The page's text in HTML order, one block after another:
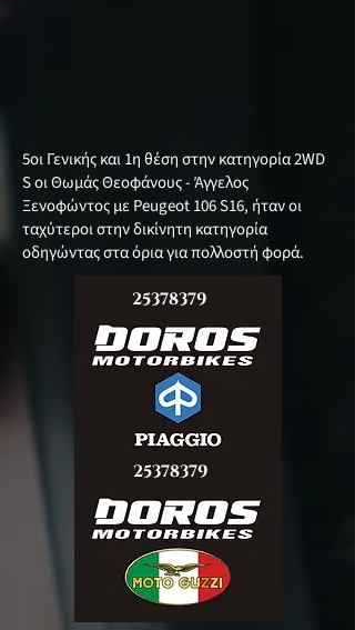
5οι Γενικής και 1η θέση στην κατηγορία 2WD
S οι Θωμάς Θεοφάνους - Άγγελος
Ξενοφώντος με Peugeot 106 S16, ήταν οι
ταχύτεροι στην δικίνητη κατηγορία
οδηγώντας στα όρια για πολλοστή φορά.
25378379
25378379